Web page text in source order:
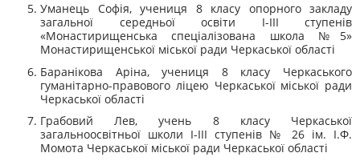
Уманець Софія, учениця 8 класу опорного закладу
загальної середньої освіти І-III ступенів
«Монастирищенська спеціалізована школа №5»
Монастирищенської міської ради Черкаської області
Баранікова Аріна, учениця 8 класу Черкаського
гуманітарно-правового ліцею Черкаської міської ради
Черкаської області
Грабовий Лев, учень 8 класу Черкаської
загальноосвітньої школи І-III ступенів № 26 ім. І.Ф.
Момота Черкаської міської ради Черкаської області